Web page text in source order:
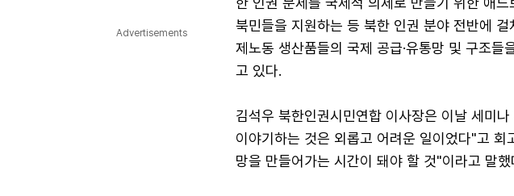
Advertisements
북민들을 지원하는 등 북한 인권 분야 전반에
제노동 생산품들의 국제 공급·유통망 및 구조들
고 있다.
김석우 북한인권시민연합 이사장은 이날 세미
이야기하는 것은 외롭고 어려운 일이었다"고
망을 만들어가는 시간이 돼야 할 것"이라고 말했